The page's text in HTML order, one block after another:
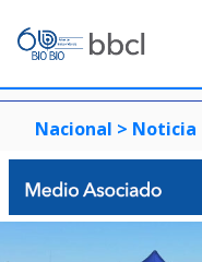
Nacional > Noticia